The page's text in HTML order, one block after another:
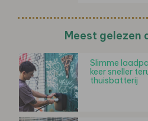
Meest gelezen
Slimme
keer sneller
thuisbatterij